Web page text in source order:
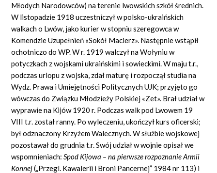
Młodych Narodowców) na terenie lwowskich szkół średnich.
W listopadzie 1918 uczestniczył w polsko-ukraińskich
walkach o Lwów, jako kurier w stopniu szeregowca w
Komendzie Uzupełnień «Sokół Macierz». Następnie wstąpił
ochotniczo do WP. W r. 1919 walczył na Wołyniu w
potyczkach z wojskami ukraińskimi i sowieckimi. W maju t.r.,
podczas urlopu z wojska, zdał maturę i rozpoczął studia na
Wydz. Prawa i Umiejętności Politycznych UJK; przyjęto go
wówczas do Związku Młodzieży Polskiej «Zet». Brał udział w
wyprawie na Kijów 1920 r. Podczas walk pod Lwowem 19
VIII t.r. został ranny. Po wyleczeniu, ukończył kurs oficerski;
był odznaczony Krzyżem Walecznych. W służbie wojskowej
pozostawał do grudnia t.r. Swój udział w wojnie opisał we
wspomnieniach:Spod Kijowa – na pierwsze rozpoznanie Armii
Konnej(„Przegl. Kawalerii i Broni Pancernej” 1984 nr 113) i